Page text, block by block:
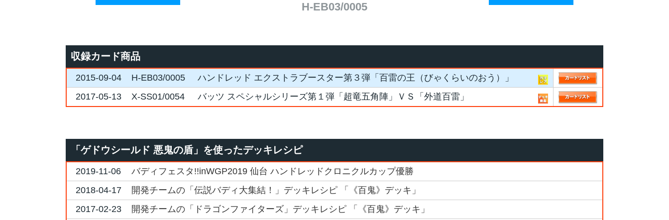
H-EB03/0005
収録カード商品
2015-09-04 H-EB03/0005
ハンドレッド エクストラブースター第３弾「百雷の王（びゃくらいのおう）」
2017-05-13
X-SS01/0054 バッツ スペシャルシリーズ第１弾「超竜五角陣」ＶＳ「外道百雷」
「ゲドウシールド 悪鬼の盾」を使ったデッキレシピ
2019-11-06
バディフェスタ!!inWGP2019 仙台 ハンドレッドクロニクルカップ優勝
2018-04-17
開発チームの「伝説バディ大集結！」デッキレシピ 「《百鬼》デッキ」
2017-02-23
開発チームの「ドラゴンファイターズ」デッキレシピ 「《百鬼》デッキ」